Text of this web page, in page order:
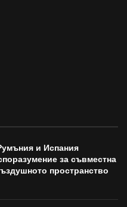
и Испания
за съвместна
пространство